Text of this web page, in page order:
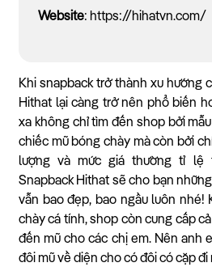
Website: https://hihatvn.com/
Khi snapback trở thành xu hướng
Hithat lại càng trở nên phổ biến
xa không chỉ tìm đến shop bởi
chiếc mũ bóng chày mà còn bởi
lượng và mức giá thường tỉ lệ
Snapback Hithat sẽ cho bạn
vẫn bao đẹp, bao ngầu luôn nhé!
chày cá tính, shop còn cung cấp
đến mũ cho các chị em. Nên anh
đôi mũ về diện cho có đôi có cặp đi